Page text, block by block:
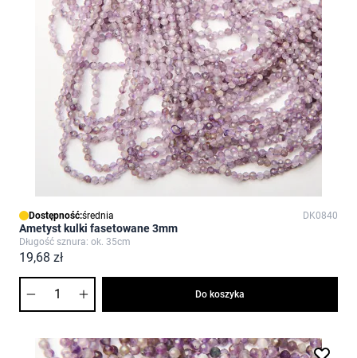
Dostępność:średnia DK0840
Ametyst kulki fasetowane 3mm
Długość sznura: ok. 35cm
19,68 zł
Do koszyka